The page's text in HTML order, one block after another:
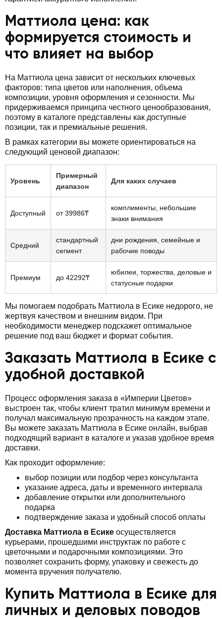
Маттиола цена: как
формируется стоимость и
что влияет на выбор
На Маттиола цена зависит от нескольких ключевых
факторов: типа цветов или наполнения, объема
композиции, уровня оформления и сезонности. Мы
придерживаемся принципа честного ценообразования,
поэтому в каталоге представлены как доступные
позиции, так и премиальные решения.
В рамках категории вы можете ориентироваться на
следующий ценовой диапазон:
Уровень
Примерный
диапазон
Для каких случаев
Доступный от 39986₸
комплименты, небольшие
знаки внимания
Средний
стандартный
сегмент
дни рождения, семейные и
рабочие поводы
Премиум до 42292₸
юбилеи, торжества, деловые и
статусные подарки
Мы помогаем подобрать Маттиола в Есике недорого, не
жертвуя качеством и внешним видом. При
необходимости менеджер подскажет оптимальное
решение под ваш бюджет и формат события.
Заказать Маттиола в Есике с
удобной доставкой
Процесс оформления заказа в «Империи Цветов»
выстроен так, чтобы клиент тратил минимум времени и
получал максимальную прозрачность на каждом этапе.
Вы можете заказать Маттиола в Есике онлайн, выбрав
подходящий вариант в каталоге и указав удобное время
доставки.
Как проходит оформление:
выбор позиции или подбор через консультанта
указание адреса, даты и временного интервала
добавление открытки или дополнительного
подарка
подтверждение заказа и удобный способ оплаты
Доставка Маттиола в Есике осуществляется
курьерами, прошедшими инструктаж по работе с
цветочными и подарочными композициями. Это
позволяет сохранить форму, упаковку и свежесть до
момента вручения получателю.
Купить Маттиола в Есике для
личных и деловых поводов